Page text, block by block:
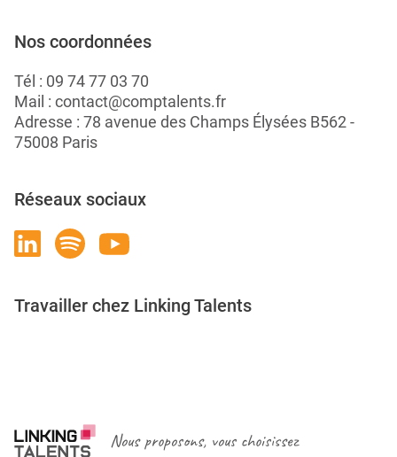
Nos coordonnées
Tél : 09 74 77 03 70
Mail : contact@comptalents.fr
Adresse : 78 avenue des Champs Élysées B562 -
75008 Paris
Réseaux sociaux
Travailler chez Linking Talents
Nous proposons, vous choisissez